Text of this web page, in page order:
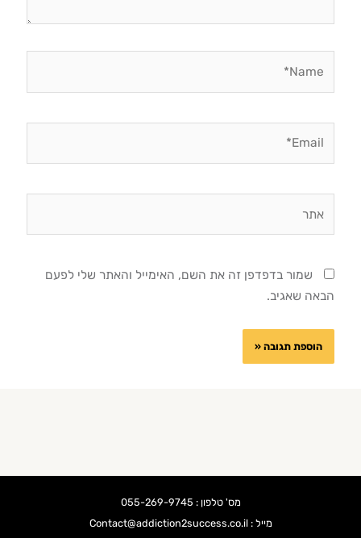
שמור בדפדפן זה את השם, האימייל והאתר שלי לפעם
הבאה שאגיב.
מס' טלפון : 055-269-9745
מייל : Contact@addiction2success.co.il